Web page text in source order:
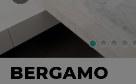
BERGAMO